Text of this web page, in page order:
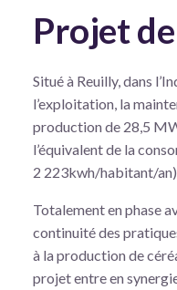
Projet
Situé à Reuilly, dans
l’exploitation, la
production de 28,5
l’équivalent de la
2 223kwh/habitant/an).
Totalement en phase
continuité des
à la production de
projet entre en